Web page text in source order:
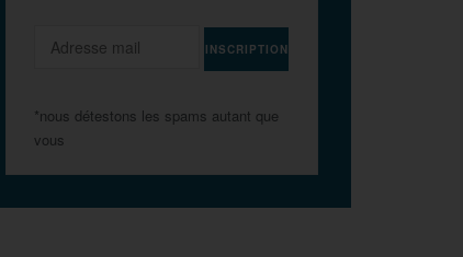
*nous détestons les spams autant que
vous